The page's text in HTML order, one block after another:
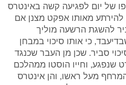
של יום לפגיעה קשה באינטרס
להירתע מאותו אפקט מצנן אם
להשגת הרשעה מוליך
כי אותו סיכוי במבחן
סביר. שכן מן העבר שכנגד
שנפגע, וחייו הוסטו ממהלכם
המרחף מעל ראשו, והן אינטרס